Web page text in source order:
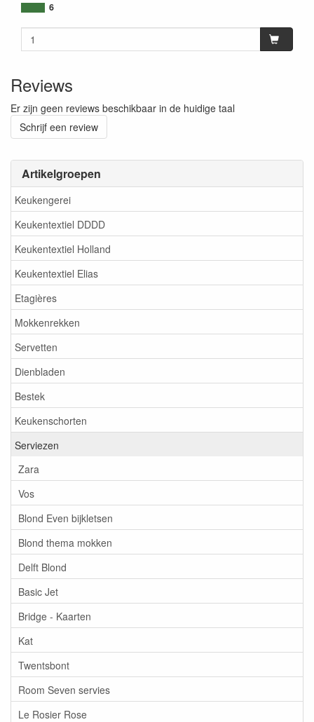
Artikelgroepen
Keukengerei
Keukentextiel DDDD
Keukentextiel Holland
Keukentextiel Elias
Etagières
Mokkenrekken
Servetten
Dienbladen
Bestek
Keukenschorten
Serviezen
Zara
Vos
Blond Even bijkletsen
Blond thema mokken
Delft Blond
Basic Jet
Bridge - Kaarten
Kat
Twentsbont
Room Seven servies
Le Rosier Rose
6
Reviews
Er zijn geen reviews beschikbaar in de huidige taal
Schrijf een review